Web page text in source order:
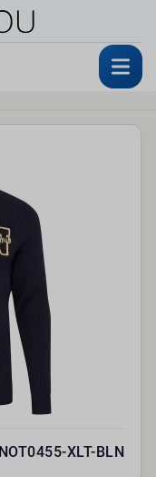
NOT0455-XLT-BLN